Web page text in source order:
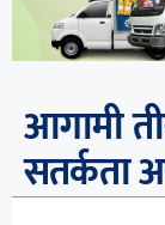
आगामी
सतर्कता